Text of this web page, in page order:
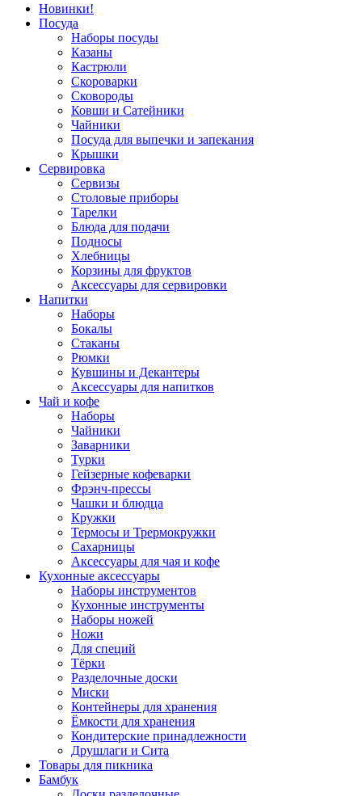
Новинки!
Посуда
Наборы посуды
Казаны
Кастрюли
Скороварки
Сковороды
Ковши и Сатейники
Чайники
Посуда для выпечки и запекания
Крышки
Сервировка
Сервизы
Столовые приборы
Тарелки
Блюда для подачи
Подносы
Хлебницы
Корзины для фруктов
Аксессуары для сервировки
Напитки
Наборы
Бокалы
Стаканы
Рюмки
Кувшины и Декантеры
Аксессуары для напитков
Чай и кофе
Наборы
Чайники
Заварники
Турки
Гейзерные кофеварки
Фрэнч-прессы
Чашки и блюдца
Кружки
Термосы и Трермокружки
Сахарницы
Аксессуары для чая и кофе
Кухонные аксессуары
Наборы инструментов
Кухонные инструменты
Наборы ножей
Ножи
Для специй
Тёрки
Разделочные доски
Миски
Контейнеры для хранения
Ёмкости для хранения
Кондитерские принадлежности
Друшлаги и Сита
Товары для пикника
Бамбук